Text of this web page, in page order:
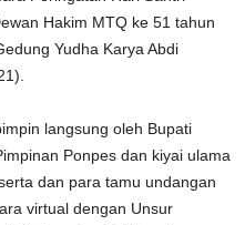
Hakim MTQ ke 51 tahun
Yudha Karya Abdi
langsung oleh Bupati
Ponpes dan kiyai ulama
dan para tamu undangan
virtual dengan Unsur